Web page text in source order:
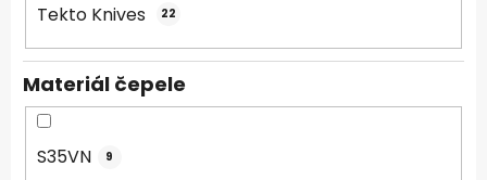
Tekto Knives 22
Materiál čepele
S35VN 9